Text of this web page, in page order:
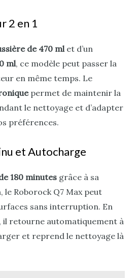
2 en 1
de 470 ml et d’un
ml, ce modèle peut passer la
en même temps. Le
permet de maintenir la
le nettoyage et d’adapter
préférences.
et Autocharge
180 minutes grâce à sa
le Roborock Q7 Max peut
sans interruption. En
il retourne automatiquement à
et reprend le nettoyage là